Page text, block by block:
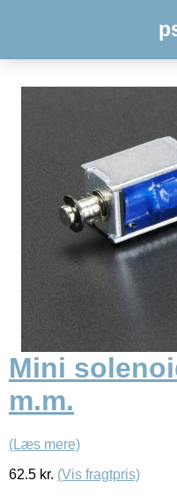
Mini
m.m.
(Læs mere)
62.5 kr. (Vis fragtpris)